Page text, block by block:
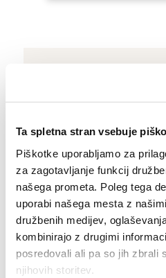
Ta spletna stran vsebuje
Piškotke uporabljamo za
za zagotavljanje funkcij
našega prometa. Poleg tega
uporabi našega mesta z
družbenih medijev,
kombinirajo z drugimi
posredovali ali pa so jih zbrali
njihovih storitev.
Dogodki in